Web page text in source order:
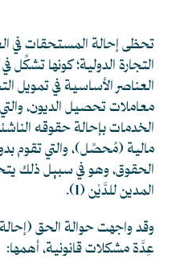
تحظى إحالة المستحقات في
التجارة الدولية؛ كونها تشكِّل
العناصر الأساسية في تمويل
معاملات تحصيل الديون،
الخدمات بإحالة حقوقه
مالية (مُحصِّل)، والتي تقوم
الحقوق، وهو في سبيل ذلك
المدين للدَّيْن(1)
.
وقد واجهت حوالة الحق
عِدَّة مشكلات قانونية، أهمها: